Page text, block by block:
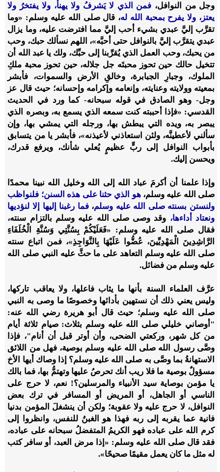
وجل من النوافل، فمن الذي لا يَشرفُ ولا يهنأُ، ولا يفتخرُ ولا
يعتز، ولا يفرح بمحبة الله له، قال صلى الله عليه وسلم: «وما
تقرَّب إليَّ عبدي بشيء أحب إليَّ مما افترضت عليه، وما يزال
عبدي يتقرَّب إليَّ بالنوافل حتى أحبَّه»، اللهم نسألك حبك، وحب
من يحبك، وحب العمل الذي يُقرِّبنا إلى حبِّك، ولك يا عبد الله أن
تتخيل حالك حين تحوز محبتَه جل جلاله، حين تحوز محبة ملكِ
الملوك، وجبارِ الجبابرة، وخالقِ الأرض والسموات، فأبشر
بمعيته وولايته وعنايته، وإنعامه وإكرامه وإحسانه؛ حيث قال عز
وجل- وهو الصادق في قوله سبحانه- كما ورد في الحديث
القدسي: «فإذا أحببته كنت سمعه الذي يسمع به، وبصره الذي
يبصر به، ويده التي يبطش بها، ورجله التي يمشي بها، وإن
سألني لأعطينَّه، ولئن استعاذني لأعيذنه»، فأبشر يا من يتسابق
بأبواب النوافل إلى ربٍّ عظيمٍ يُعلي شأنك، ويرفع قدرك،
ويحسن إليك.
وإذا علمنا أن أكرمَ عباد الله إلى الله وخليل الله نبينا محمدًا
صلى الله عليه وسلم، هو الذي حثنا على هذه السنن؛ فلنواظب
ولنستن بسنته صلى الله عليه وسلم،فما رغبنا إليها إلا لنؤديها
ونعتاد أداءها، وقد وصى صلى الله عليه وسلم بالتزام سنته،
فقال صلى الله عليه وسلم: «فَعَلَيْكُمْ بِسُنَّتِي وَسُنَّةِ الْخُلَفَاءِ
الرَّاشِدِينَ الْمَهْدِيِّينَ، عُضُّوا عَلَيْهَا بِالنَّوَاجِذِ»، فمن اتباع سنته
صلى الله عليه وسلم التعاهد على ما حثَّ عليه النبي صلى الله
عليه وسلم من فضائل.
عرَّف العلماء السنة بأنها ما يثاب فاعلها، ولا يعاقب تاركها،
وليس يعني ذلك أن نستهين بأدائها وخصوصًا ما وصى به النبي
صلى الله عليه وسلم؛ حيث قال أبو هريرة رضي الله عنه:
"أوصاني خليلي صلى الله عليه وسلم بثلاث: صيام ثلاثة أيام
من كل شهر، وركعتي الضحى، وأن أوتر قبل أن أنام"، فإذا
وصَّى رسول الله صلى الله عليه وسلم بوصية، فهل من اللائق
الاستهانةُ بما وصَّى به صلى الله عليه وسلم؟ إذا وصاك أيها الأخ
مسؤولٌ بوصية ما فلا ريب أنك تحرصُ عليها وتهتمُّ بها، فما بالك
يا مؤمن بوصاية سيد الأنبياء والمرسلين؟! نعم، لا حرج على
الناسي أو الجاهل، أو المريض أو المسافر في ترك بعض
النوافل، لا حرج عليه ولا عقوبة؛ ولكن أن ينشغلَ المؤمن بدنيا
فانية عما يقربه إلى ربه فهذا هو الغبنُ للنفس، وانظروا إلى
كرم الله على عباده فهو الكريمُ المتفضلُ سبحانه على عباده،
فقد قال صلى الله عليه وسلم: «إذا مرض العبد، أو سافر كتب
له مثل ما كان يعمل مقيمًا صحيحًا».